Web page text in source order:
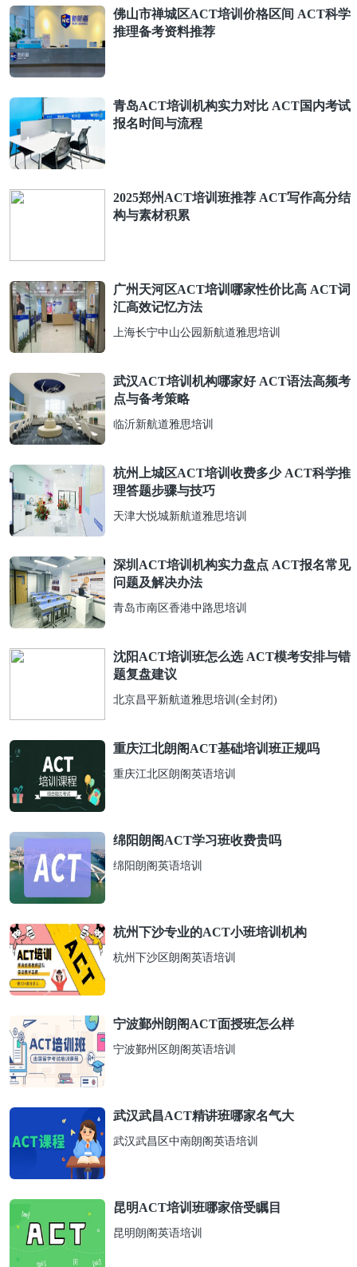
佛山市禅城区ACT培训价格区间 ACT科学
推理备考资料推荐
青岛ACT培训机构实力对比 ACT国内考试
报名时间与流程
2025郑州ACT培训班推荐 ACT写作高分结
构与素材积累
广州天河区ACT培训哪家性价比高 ACT词
汇高效记忆方法
上海长宁中山公园新航道雅思培训
武汉ACT培训机构哪家好 ACT语法高频考
点与备考策略
临沂新航道雅思培训
杭州上城区ACT培训收费多少 ACT科学推
理答题步骤与技巧
天津大悦城新航道雅思培训
深圳ACT培训机构实力盘点 ACT报名常见
问题及解决办法
青岛市南区香港中路思培训
沈阳ACT培训班怎么选 ACT模考安排与错
题复盘建议
北京昌平新航道雅思培训(全封闭)
重庆江北朗阁ACT基础培训班正规吗
重庆江北区朗阁英语培训
绵阳朗阁ACT学习班收费贵吗
绵阳朗阁英语培训
杭州下沙专业的ACT小班培训机构
杭州下沙区朗阁英语培训
宁波鄞州朗阁ACT面授班怎么样
宁波鄞州区朗阁英语培训
武汉武昌ACT精讲班哪家名气大
武汉武昌区中南朗阁英语培训
昆明ACT培训班哪家倍受瞩目
昆明朗阁英语培训